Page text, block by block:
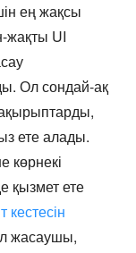
ең жақсы
жақты UI
Ол сондай-ақ
ете алады.
көрнекі
қызмет ете
кестесін
жасаушы,